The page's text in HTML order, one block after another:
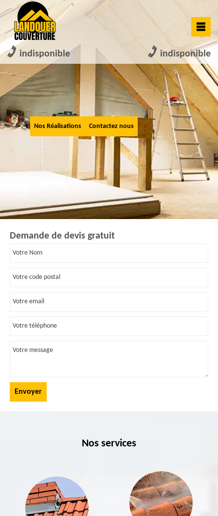
indisponible indisponible
Nos Réalisations Contactez nous
Demande de devis gratuit
Nos services